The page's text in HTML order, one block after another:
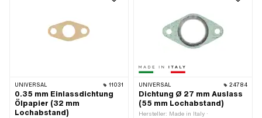
UNIVERSAL 11031
0.35 mm Einlassdichtung
Ölpapier (32 mm
Lochabstand)
UNIVERSAL 24784
Dichtung Ø 27 mm Auslass
(55 mm Lochabstand)
Hersteller: Made in Italy ·